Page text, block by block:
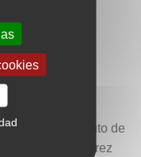
de Oaxaca, fruto de
Oaxaca de Juárez